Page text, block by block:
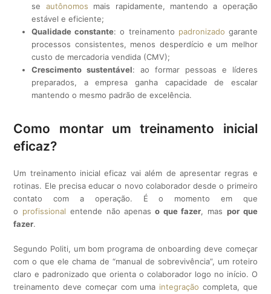
se autônomos mais rapidamente, mantendo a operação
estável e eficiente;
Qualidade constante: o treinamento padronizado garante
processos consistentes, menos desperdício e um melhor
custo de mercadoria vendida (CMV);
Crescimento sustentável: ao formar pessoas e líderes
preparados, a empresa ganha capacidade de escalar
mantendo o mesmo padrão de excelência.
Como montar um treinamento inicial
eficaz?
Um treinamento inicial eficaz vai além de apresentar regras e
rotinas. Ele precisa educar o novo colaborador desde o primeiro
contato com a operação. É o momento em que
o profissional entende não apenas o que fazer, mas por que
fazer.
Segundo Politi, um bom programa de onboarding deve começar
com o que ele chama de “manual de sobrevivência”, um roteiro
claro e padronizado que orienta o colaborador logo no início. O
treinamento deve começar com uma integração completa, que